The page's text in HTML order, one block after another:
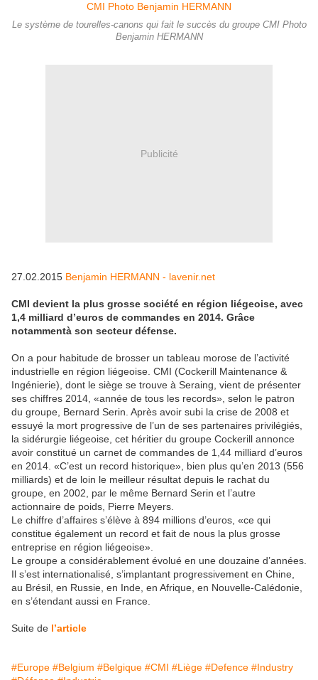
Le système de tourelles-canons qui fait le succès du groupe CMI Photo
Benjamin HERMANN
Publicité
27.02.2015 Benjamin HERMANN - lavenir.net
CMI devient la plus grosse société en région liégeoise, avec
1,4 milliard d’euros de commandes en 2014. Grâce
notammentà son secteur défense.
On a pour habitude de brosser un tableau morose de l’activité
industrielle en région liégeoise. CMI (Cockerill Maintenance &
Ingénierie), dont le siège se trouve à Seraing, vient de présenter
ses chiffres 2014, «année de tous les records», selon le patron
du groupe, Bernard Serin. Après avoir subi la crise de 2008 et
essuyé la mort progressive de l’un de ses partenaires privilégiés,
la sidérurgie liégeoise, cet héritier du groupe Cockerill annonce
avoir constitué un carnet de commandes de 1,44 milliard d’euros
en 2014. «C’est un record historique», bien plus qu’en 2013 (556
milliards) et de loin le meilleur résultat depuis le rachat du
groupe, en 2002, par le même Bernard Serin et l’autre
actionnaire de poids, Pierre Meyers.
Le chiffre d’affaires s’élève à 894 millions d’euros, «ce qui
constitue également un record et fait de nous la plus grosse
entreprise en région liégeoise».
Le groupe a considérablement évolué en une douzaine d’années.
Il s’est internationalisé, s’implantant progressivement en Chine,
au Brésil, en Russie, en Inde, en Afrique, en Nouvelle-Calédonie,
en s’étendant aussi en France.
Suite de l’article
#Europe #Belgium #Belgique #CMI #Liège #Defence #Industry